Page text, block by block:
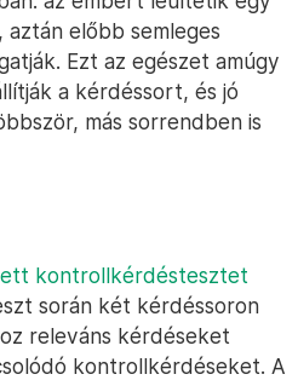
előbb semleges
Ezt az egészet amúgy
a kérdéssort, és jó
más sorrendben is
kontrollkérdéstesztet
során két kérdéssoron
releváns kérdéseket
kontrollkérdéseket. A